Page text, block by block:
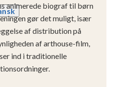
animerede biograf til børn
gør det muligt, især
af distribution på
af ​​arthouse-film,
ind i traditionelle